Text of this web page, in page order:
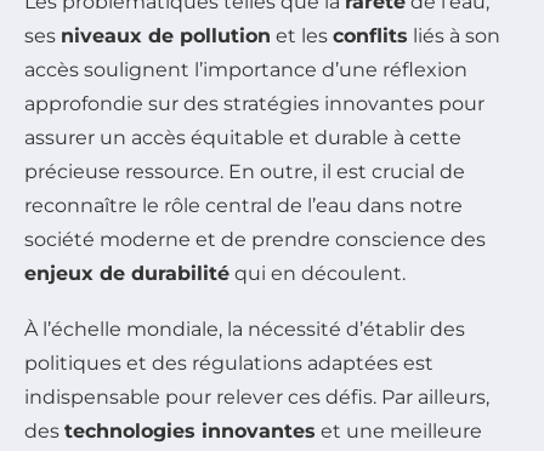
ses niveaux de pollution et les conflits liés à son
accès soulignent l’importance d’une réflexion
approfondie sur des stratégies innovantes pour
assurer un accès équitable et durable à cette
précieuse ressource. En outre, il est crucial de
reconnaître le rôle central de l’eau dans notre
société moderne et de prendre conscience des
enjeux de durabilité qui en découlent.
À l’échelle mondiale, la nécessité d’établir des
politiques et des régulations adaptées est
indispensable pour relever ces défis. Par ailleurs,
des technologies innovantes et une meilleure